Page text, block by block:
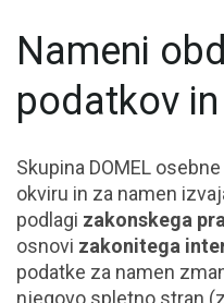
Nameni
podatkov
Skupina DOMEL
okviru in za namen
podlagi zakonskega
osnovi zakonitega
podatke za namen
njegovo spletno stran